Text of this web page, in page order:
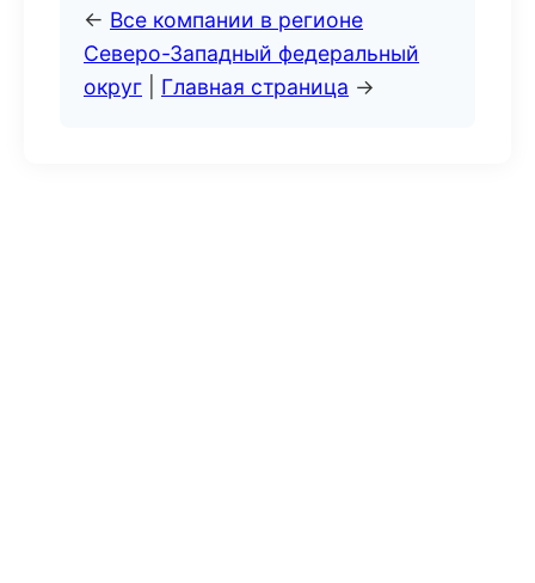
← Все компании в регионе
Северо-Западный федеральный
округ
Главная страница →